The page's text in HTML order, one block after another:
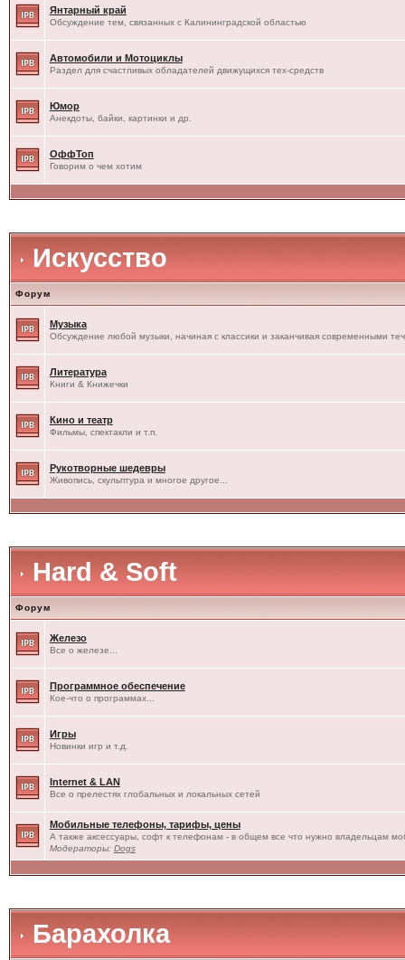
Янтарный край
Обсуждение тем, связанных с Калининградской областью
Автомобили и Мотоциклы
Раздел для счастливых обладателей движущихся тех-средств
Юмор
Анекдоты, байки, картинки и др.
ОффТоп
Говорим о чем хотим
Искусство
Форум
Музыка
Обсуждение любой музыки, начиная с классики и заканчивая современными
Литература
Книги & Книжечки
Кино и театр
Фильмы, спектакли и т.п.
Рукотворные шедевры
Живопись, скульптура и многое другое...
Hard & Soft
Форум
Железо
Все о железе...
Программное обеспечение
Кое-что о программах...
Игры
Новинки игр и т.д.
Internet & LAN
Все о прелестях глобальных и локальных сетей
Мобильные телефоны, тарифы, цены
А также аксессуары, софт к телефонам - в общем все что нужно владельцам
Модераторы: Dogs
Барахолка